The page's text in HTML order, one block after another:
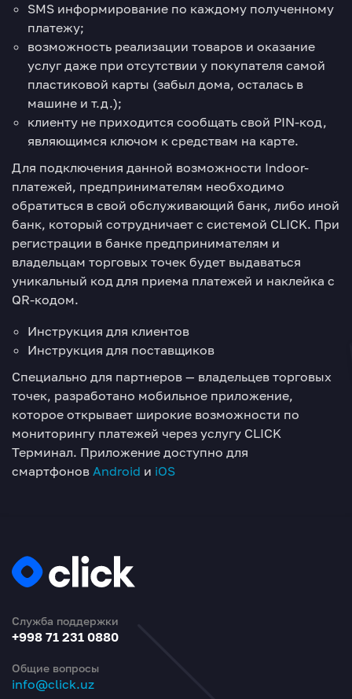
SMS информирование по каждому полученному
платежу;
возможность реализации товаров и оказание
услуг даже при отсутствии у покупателя самой
пластиковой карты (забыл дома, осталась в
машине и т.д.);
клиенту не приходится сообщать свой PIN-код,
являющимся ключом к средствам на карте.
Для подключения данной возможности Indoor-
платежей, предпринимателям необходимо
обратиться в свой обслуживающий банк, либо иной
банк, который сотрудничает с системой CLICK. При
регистрации в банке предпринимателям и
владельцам торговых точек будет выдаваться
уникальный код для приема платежей и наклейка с
QR-кодом.
Инструкция для клиентов
Инструкция для поставщиков
Специально для партнеров — владельцев торговых
точек, разработано мобильное приложение,
которое открывает широкие возможности по
мониторингу платежей через услугу CLICK
Терминал. Приложение доступно для
смартфонов Android и iOS
Служба поддержки
+998 71 231 0880
Общие вопросы
info@click.uz